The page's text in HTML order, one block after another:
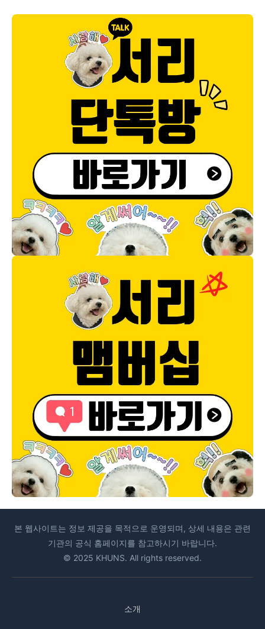
본 웹사이트는 정보 제공을 목적으로 운영되며, 상세 내용은 관련
기관의 공식 홈페이지를 참고하시기 바랍니다.
© 2025 KHUNS. All rights reserved.
소개